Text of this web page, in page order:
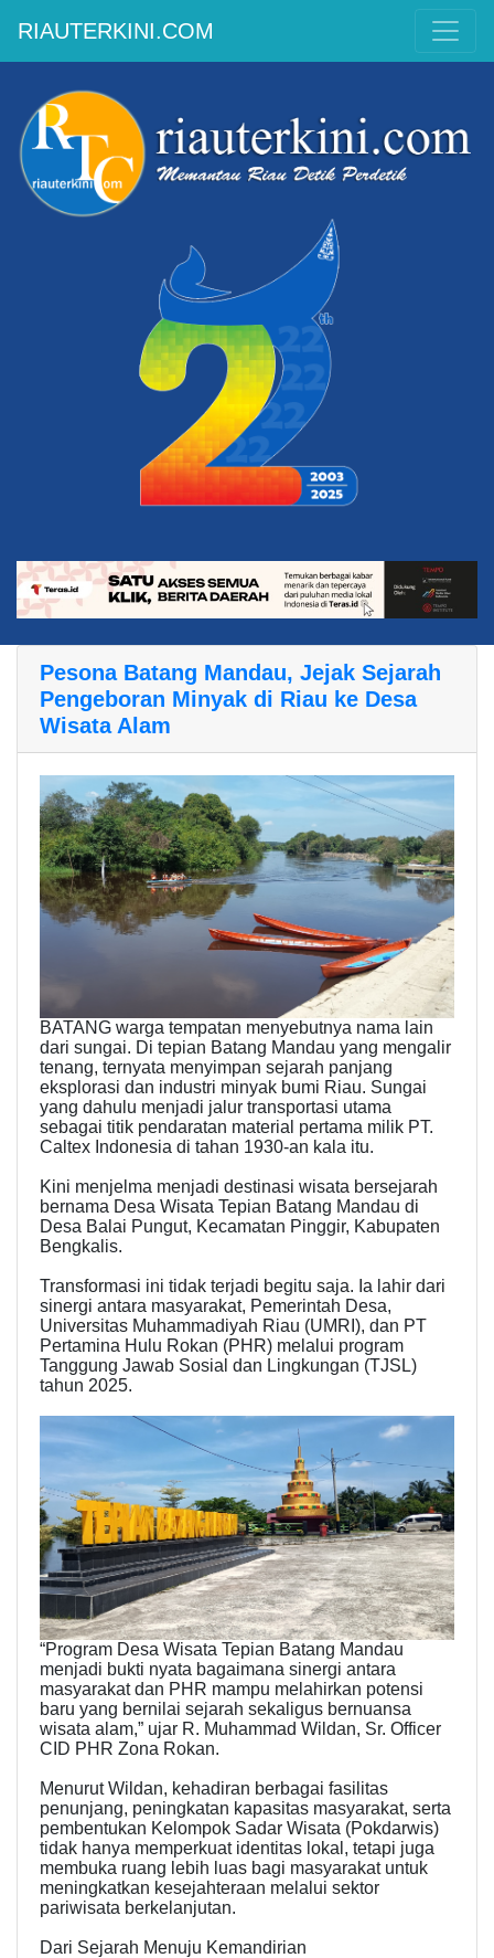
RIAUTERKINI.COM
Pesona Batang Mandau, Jejak Sejarah
Pengeboran Minyak di Riau ke Desa
Wisata Alam
BATANG warga tempatan menyebutnya nama lain
dari sungai. Di tepian Batang Mandau yang mengalir
tenang, ternyata menyimpan sejarah panjang
eksplorasi dan industri minyak bumi Riau. Sungai
yang dahulu menjadi jalur transportasi utama
sebagai titik pendaratan material pertama milik PT.
Caltex Indonesia di tahan 1930-an kala itu.
Kini menjelma menjadi destinasi wisata bersejarah
bernama Desa Wisata Tepian Batang Mandau di
Desa Balai Pungut, Kecamatan Pinggir, Kabupaten
Bengkalis.
Transformasi ini tidak terjadi begitu saja. Ia lahir dari
sinergi antara masyarakat, Pemerintah Desa,
Universitas Muhammadiyah Riau (UMRI), dan PT
Pertamina Hulu Rokan (PHR) melalui program
Tanggung Jawab Sosial dan Lingkungan (TJSL)
tahun 2025.
“Program Desa Wisata Tepian Batang Mandau
menjadi bukti nyata bagaimana sinergi antara
masyarakat dan PHR mampu melahirkan potensi
baru yang bernilai sejarah sekaligus bernuansa
wisata alam,” ujar R. Muhammad Wildan, Sr. Officer
CID PHR Zona Rokan.
Menurut Wildan, kehadiran berbagai fasilitas
penunjang, peningkatan kapasitas masyarakat, serta
pembentukan Kelompok Sadar Wisata (Pokdarwis)
tidak hanya memperkuat identitas lokal, tetapi juga
membuka ruang lebih luas bagi masyarakat untuk
meningkatkan kesejahteraan melalui sektor
pariwisata berkelanjutan.
Dari Sejarah Menuju Kemandirian